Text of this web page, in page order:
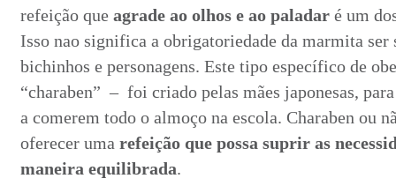
refeição que agrade ao olhos e ao paladar é um
Isso nao significa a obrigatoriedade da marmita ser
bichinhos e personagens. Este tipo específico de
“charaben” – foi criado pelas mães japonesas,
a comerem todo o almoço na escola. Charaben ou
oferecer uma refeição que possa suprir as
maneira equilibrada.